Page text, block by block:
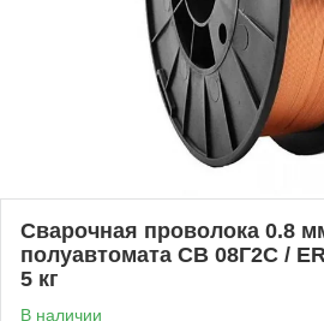
Сварочная проволока 0.8
полуавтомата СВ 08Г2С /
5 кг
В наличии